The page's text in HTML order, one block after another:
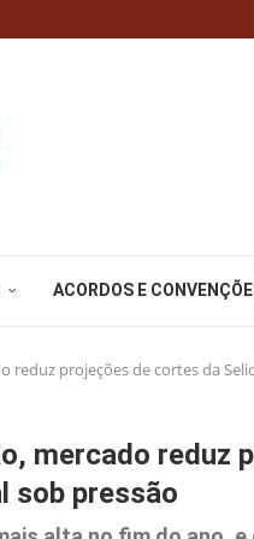
ACORDOS E
reduz projeções de cortes da
mercado reduz
sob pressão